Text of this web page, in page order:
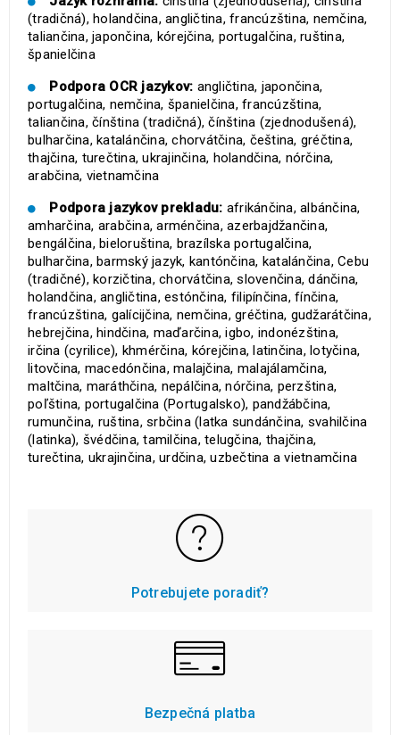
(tradičná), holandčina, angličtina, francúzština, nemčina,
taliančina, japončina, kórejčina, portugalčina, ruština,
španielčina
Podpora OCR jazykov: angličtina, japončina,
portugalčina, nemčina, španielčina, francúzština,
taliančina, čínština (tradičná), čínština (zjednodušená),
bulharčina, katalánčina, chorvátčina, čeština, gréčtina,
thajčina, turečtina, ukrajinčina, holandčina, nórčina,
arabčina, vietnamčina
Podpora jazykov prekladu: afrikánčina, albánčina,
amharčina, arabčina, arménčina, azerbajdžančina,
bengálčina, bieloruština, brazílska portugalčina,
bulharčina, barmský jazyk, kantónčina, katalánčina, Cebu
(tradičné), korzičtina, chorvátčina, slovenčina, dánčina,
holandčina, angličtina, estónčina, filipínčina, fínčina,
francúzština, galícijčina, nemčina, gréčtina, gudžarátčina,
hebrejčina, hindčina, maďarčina, igbo, indonézština,
irčina (cyrilice), khmérčina, kórejčina, latinčina, lotyčina,
litovčina, macedónčina, malajčina, malajálamčina,
maltčina, maráthčina, nepálčina, nórčina, perzština,
poľština, portugalčina (Portugalsko), pandžábčina,
rumunčina, ruština, srbčina (latka sundánčina, svahilčina
(latinka), švédčina, tamilčina, telugčina, thajčina,
turečtina, ukrajinčina, urdčina, uzbečtina a vietnamčina
Potrebujete poradiť?
Bezpečná platba